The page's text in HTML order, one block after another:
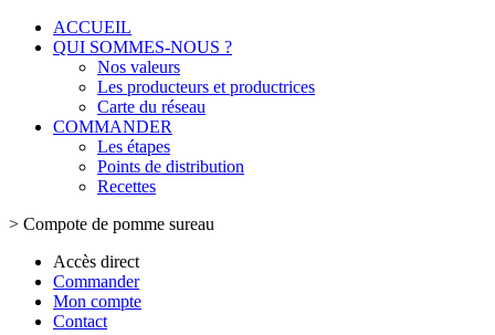
ACCUEIL
QUI SOMMES-NOUS ?
Nos valeurs
Les producteurs et productrices
Carte du réseau
COMMANDER
Les étapes
Points de distribution
Recettes
> Compote de pomme sureau
Accès direct
Commander
Mon compte
Contact